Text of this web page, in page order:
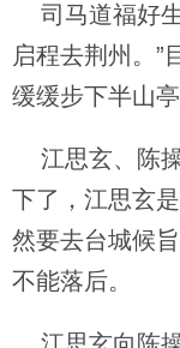
司马道福好
启程去荆州。”
缓缓步下半山亭
江思玄、陈
下了，江思玄
然要去台城候
不能落后。